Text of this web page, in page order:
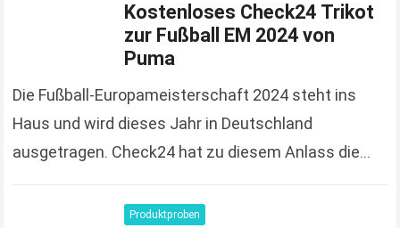
Kostenloses Check24 Trikot
zur Fußball EM 2024 von
Puma
Die Fußball-Europameisterschaft 2024 steht ins
Haus und wird dieses Jahr in Deutschland
ausgetragen. Check24 hat zu diesem Anlass die
solange der Vorrat reicht und 100%…
Produktproben